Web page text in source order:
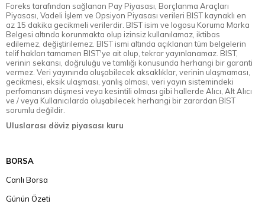
Foreks tarafından sağlanan Pay Piyasası, Borçlanma Araçları
Piyasası, Vadeli İşlem ve Opsiyon Piyasası verileri BIST kaynaklı en
az 15 dakika gecikmeli verilerdir. BIST isim ve logosu Koruma Marka
Belgesi altında korunmakta olup izinsiz kullanılamaz, iktibas
edilemez, değiştirilemez. BIST ismi altında açıklanan tüm belgelerin
telif hakları tamamen BIST'ye ait olup, tekrar yayınlanamaz. BIST,
verinin sekansı, doğruluğu ve tamlığı konusunda herhangi bir garanti
vermez. Veri yayınında oluşabilecek aksaklıklar, verinin ulaşmaması,
gecikmesi, eksik ulaşması, yanlış olması, veri yayın sistemindeki
perfomansın düşmesi veya kesintili olması gibi hallerde Alıcı, Alt Alıcı
ve / veya Kullanıcılarda oluşabilecek herhangi bir zarardan BIST
sorumlu değildir.
Uluslarası döviz piyasası kuru
BORSA
Canlı Borsa
Günün Özeti